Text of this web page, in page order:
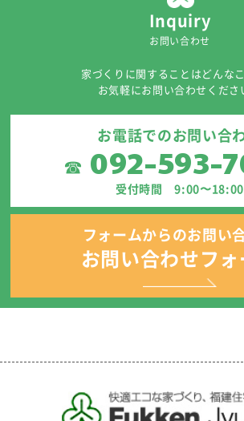
Inquiry
お問い合わせ
家づくりに関することはどんな
お気軽にお問い合わせくださ
お電話でのお問い合
☎ 092-593-
受付時間 9:00〜18:00
フォームからのお問い
お問い合わせフ